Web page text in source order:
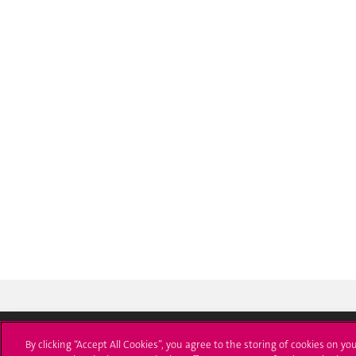
By clicking “Accept All Cookies”, you agree to the storing of cookies on